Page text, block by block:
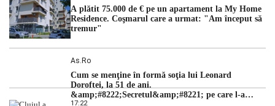
A plătit 75.000 de € pe un apartament la My Home
Residence. Coşmarul care a urmat: "Am început să
tremur"
As.ro
Cum se menţine în formă soţia lui Leonard
Doroftei, la 51 de ani.
&amp;#8222;Secretul&amp;#8221; pe care l-a
17:22